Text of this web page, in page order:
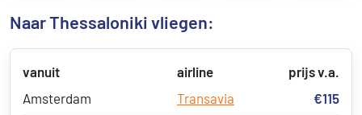
Naar Thessaloniki vliegen:
vanuit airline
prijs v.a.
Amsterdam
Transavia €115